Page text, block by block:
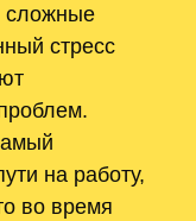
сложные
стресс
на работу,
во время